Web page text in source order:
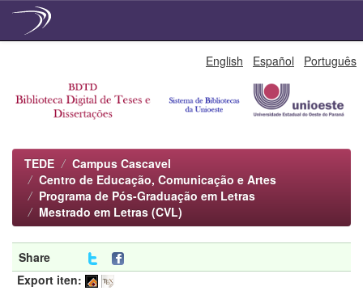
English Español Português
TEDE
Campus Cascavel
Centro de Educação, Comunicação e Artes
Programa de Pós-Graduação em Letras
Mestrado em Letras (CVL)
Share
Export iten: